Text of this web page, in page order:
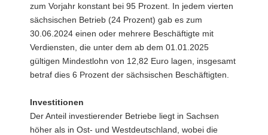
zum Vorjahr konstant bei 95 Prozent. In jedem vierten
sächsischen Betrieb (24 Prozent) gab es zum
30.06.2024 einen oder mehrere Beschäftigte mit
Verdiensten, die unter dem ab dem 01.01.2025
gültigen Mindestlohn von 12,82 Euro lagen, insgesamt
betraf dies 6 Prozent der sächsischen Beschäftigten.
Investitionen
Der Anteil investierender Betriebe liegt in Sachsen
höher als in Ost- und Westdeutschland, wobei die